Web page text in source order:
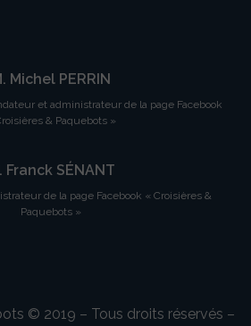
Michel PERRIN
et administrateur de la page Facebook
& Paquebots »
Franck SÉNANT
de la page Facebook « Croisières &
Paquebots »
© 2019 – Tous droits réservés –